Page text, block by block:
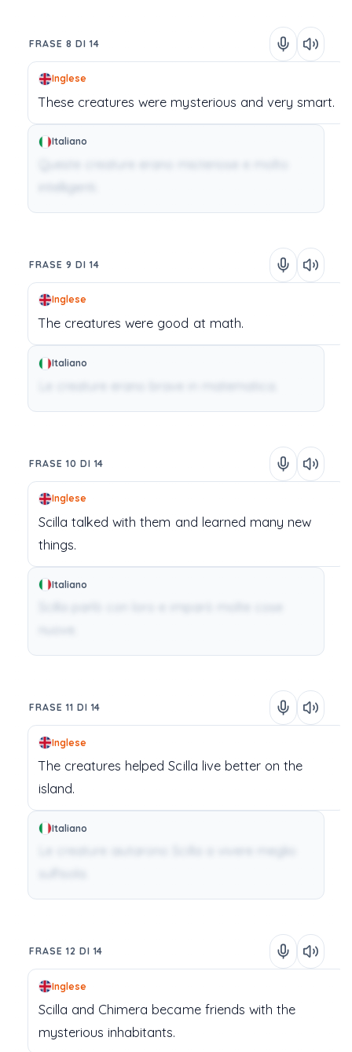
FRASE 8 DI 14
Inglese
These creatureswere mysterious and very smart.
Italiano
FRASE 9 DI 14
Inglese
The creatureswere good at math.
Italiano
FRASE 10 DI 14
Inglese
Scilla talked with them and learned many new
things.
Italiano
FRASE 11 DI 14
Inglese
The creatures helped Scilla live better on the
island.
Italiano
FRASE 12 DI 14
Inglese
Scilla and Chimera became friends with the
mysterious inhabitants.